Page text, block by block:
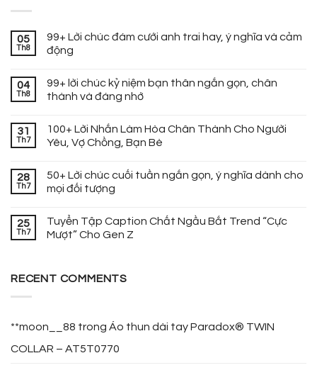
05
Th8
99+ Lời chúc đám cưới anh trai hay, ý nghĩa và cảm
động
04
Th8
99+ lời chúc kỷ niệm bạn thân ngắn gọn, chân
thành và đáng nhớ
31
Th7
100+ Lời Nhắn Làm Hòa Chân Thành Cho Người
Yêu, Vợ Chồng, Bạn Bè
28
Th7
50+ Lời chúc cuối tuần ngắn gọn, ý nghĩa dành cho
mọi đối tượng
25
Th7
Tuyển Tập Caption Chất Ngầu Bắt Trend “Cực
Mượt” Cho Gen Z
RECENT COMMENTS
**moon__88 trong Áo thun dài tay Paradox® TWIN
COLLAR – AT5T0770